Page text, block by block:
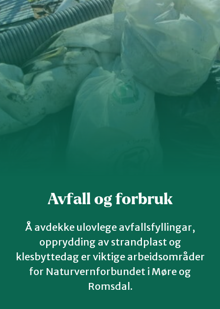
Ørsta og Volda
Rauma
Avfall og forbruk
Å avdekke ulovlege avfallsfyllingar,
opprydding av strandplast og
klesbyttedag er viktige arbeidsområder
for Naturvernforbundet i Møre og
Romsdal.